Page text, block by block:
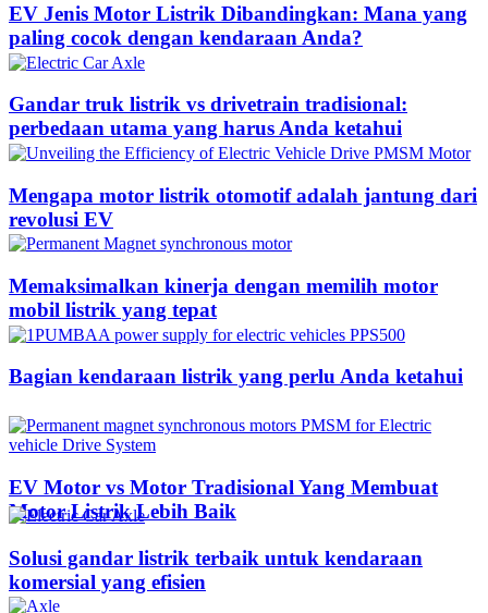
EV Jenis Motor Listrik Dibandingkan: Mana yang
paling cocok dengan kendaraan Anda?
Gandar truk listrik vs drivetrain tradisional:
perbedaan utama yang harus Anda ketahui
Mengapa motor listrik otomotif adalah jantung dari
revolusi EV
Memaksimalkan kinerja dengan memilih motor
mobil listrik yang tepat
Bagian kendaraan listrik yang perlu Anda ketahui
EV Motor vs Motor Tradisional Yang Membuat
Motor Listrik Lebih Baik
Solusi gandar listrik terbaik untuk kendaraan
komersial yang efisien